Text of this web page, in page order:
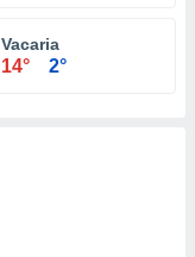
Vacaria
14° 2°